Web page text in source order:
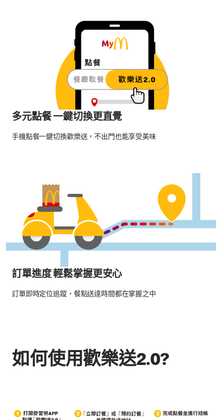
多元點餐 一鍵切換更直覺
手機點餐一鍵切換歡樂送，不出門也能享受美味
訂單進度 輕鬆掌握更安心
訂單即時定位追蹤，餐點送達時間都在掌握之中
如何使用歡樂送2.0?